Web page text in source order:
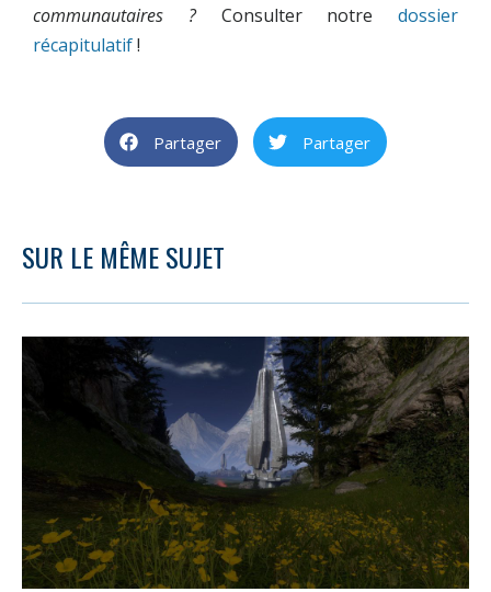
communautaires
?Consulter notre dossier
récapitulatif!
Partager Partager
SUR LE MÊME SUJET